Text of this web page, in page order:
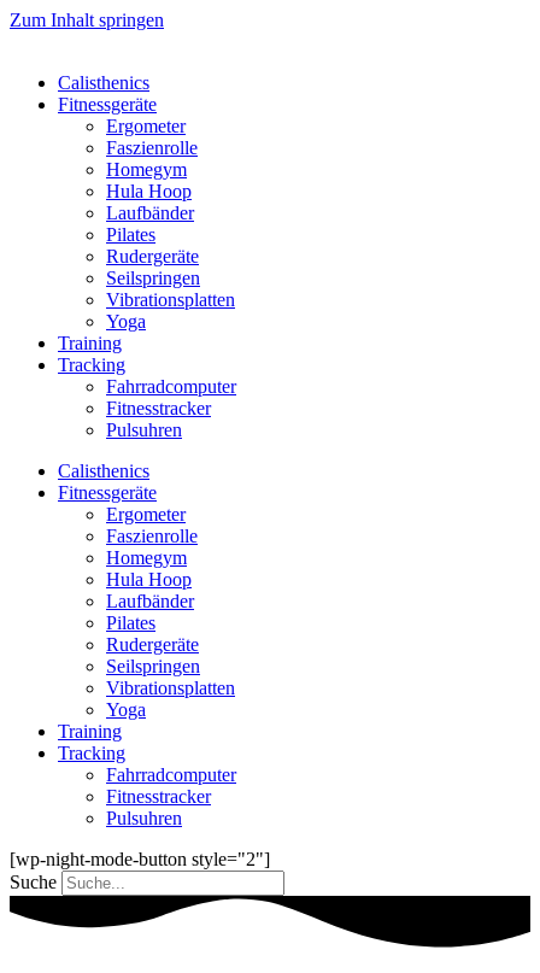
Zum Inhalt springen
Calisthenics
Fitnessgeräte
Ergometer
Faszienrolle
Homegym
Hula Hoop
Laufbänder
Pilates
Rudergeräte
Seilspringen
Vibrationsplatten
Yoga
Training
Tracking
Fahrradcomputer
Fitnesstracker
Pulsuhren
Calisthenics
Fitnessgeräte
Ergometer
Faszienrolle
Homegym
Hula Hoop
Laufbänder
Pilates
Rudergeräte
Seilspringen
Vibrationsplatten
Yoga
Training
Tracking
Fahrradcomputer
Fitnesstracker
Pulsuhren
[wp-night-mode-button style="2"]
Suche